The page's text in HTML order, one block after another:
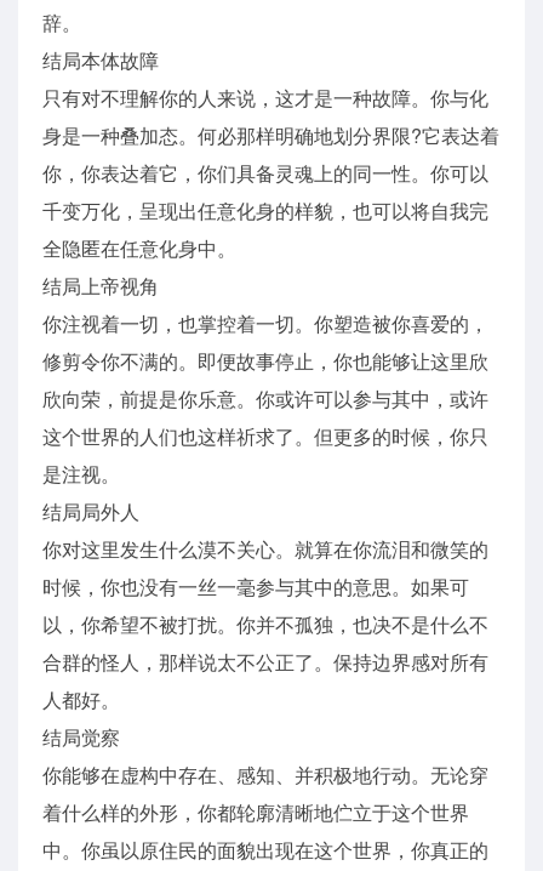
辞。
结局本体故障
只有对不理解你的人来说，这才是一种故障。你与化
身是一种叠加态。何必那样明确地划分界限?它表达着
你，你表达着它，你们具备灵魂上的同一性。你可以
千变万化，呈现出任意化身的样貌，也可以将自我完
全隐匿在任意化身中。
结局上帝视角
你注视着一切，也掌控着一切。你塑造被你喜爱的，
修剪令你不满的。即便故事停止，你也能够让这里欣
欣向荣，前提是你乐意。你或许可以参与其中，或许
这个世界的人们也这样祈求了。但更多的时候，你只
是注视。
结局局外人
你对这里发生什么漠不关心。就算在你流泪和微笑的
时候，你也没有一丝一毫参与其中的意思。如果可
以，你希望不被打扰。你并不孤独，也决不是什么不
合群的怪人，那样说太不公正了。保持边界感对所有
人都好。
结局觉察
你能够在虚构中存在、感知、并积极地行动。无论穿
着什么样的外形，你都轮廓清晰地伫立于这个世界
中。你虽以原住民的面貌出现在这个世界，你真正的